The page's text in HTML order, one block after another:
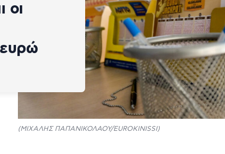
οι
(ΜΙΧΑΛΗΣ ΠΑΠΑΝΙΚΟΛΑΟΥ/EUROKINISSI)